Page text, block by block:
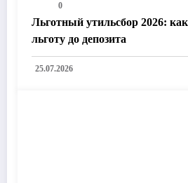
0
Льготный утильсбор 2026:
льготу до депозита
25.07.2026